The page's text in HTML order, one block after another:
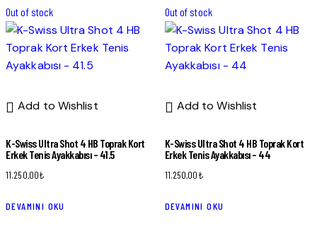
Out of stock
Add to Wishlist
K-Swiss Ultra Shot 4 HB Toprak Kort
Erkek Tenis Ayakkabısı – 41.5
11.250,00₺
DEVAMINI OKU
Out of stock
Add to Wishlist
K-Swiss Ultra Shot 4 HB Toprak Kort
Erkek Tenis Ayakkabısı – 44
11.250,00₺
DEVAMINI OKU